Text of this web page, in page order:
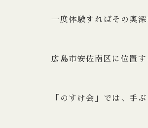
一度体験すればその奥
広島市安佐南区に位置
「のすけ会」では、手